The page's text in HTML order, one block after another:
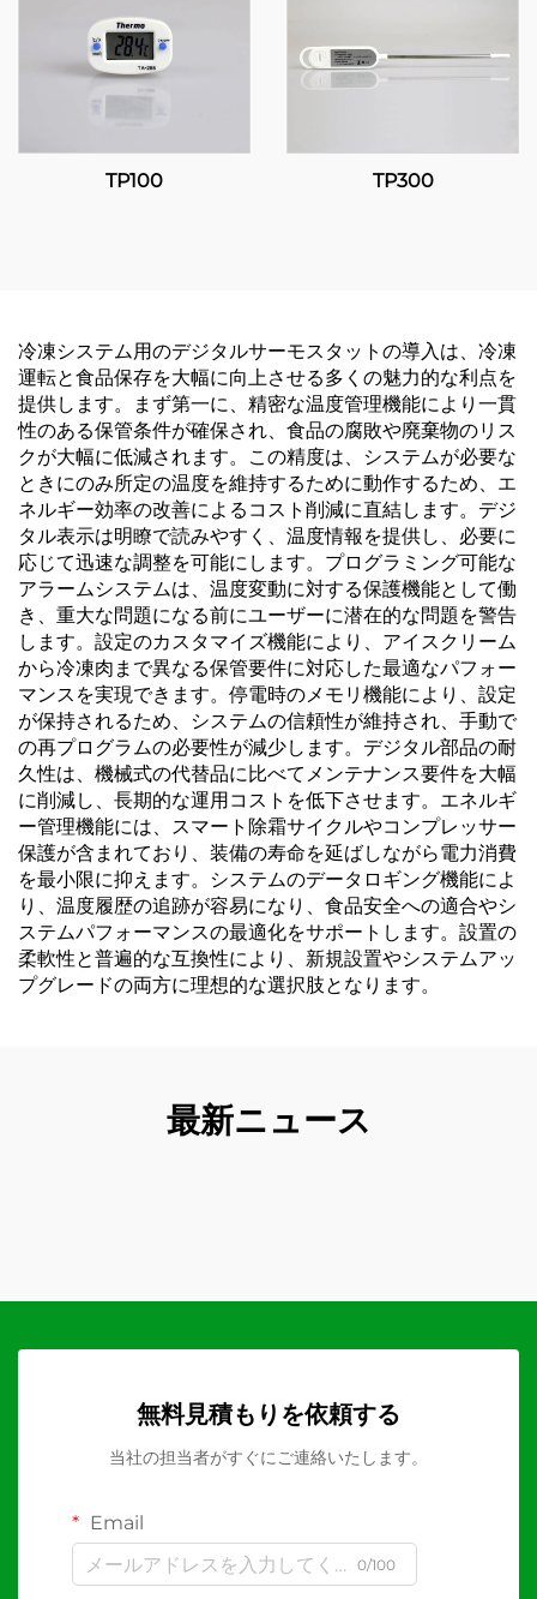
TP100 TP300
冷凍システム用のデジタルサーモスタットの導入は、冷凍
運転と食品保存を大幅に向上させる多くの魅力的な利点を
提供します。まず第一に、精密な温度管理機能により一貫
性のある保管条件が確保され、食品の腐敗や廃棄物のリス
クが大幅に低減されます。この精度は、システムが必要な
ときにのみ所定の温度を維持するために動作するため、エ
ネルギー効率の改善によるコスト削減に直結します。デジ
タル表示は明瞭で読みやすく、温度情報を提供し、必要に
応じて迅速な調整を可能にします。プログラミング可能な
アラームシステムは、温度変動に対する保護機能として働
き、重大な問題になる前にユーザーに潜在的な問題を警告
します。設定のカスタマイズ機能により、アイスクリーム
から冷凍肉まで異なる保管要件に対応した最適なパフォー
マンスを実現できます。停電時のメモリ機能により、設定
が保持されるため、システムの信頼性が維持され、手動で
の再プログラムの必要性が減少します。デジタル部品の耐
久性は、機械式の代替品に比べてメンテナンス要件を大幅
に削減し、長期的な運用コストを低下させます。エネルギ
ー管理機能には、スマート除霜サイクルやコンプレッサー
保護が含まれており、装備の寿命を延ばしながら電力消費
を最小限に抑えます。システムのデータロギング機能によ
り、温度履歴の追跡が容易になり、食品安全への適合やシ
ステムパフォーマンスの最適化をサポートします。設置の
柔軟性と普遍的な互換性により、新規設置やシステムアッ
プグレードの両方に理想的な選択肢となります。
最新ニュース
無料見積もりを依頼する
当社の担当者がすぐにご連絡いたします。
Email
0/100